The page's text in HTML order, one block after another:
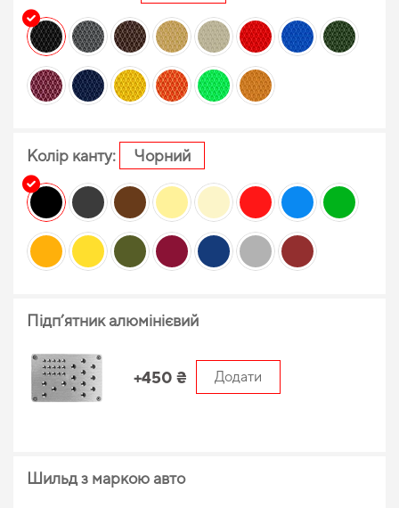
Колір канту: Чорний
Підп’ятник алюмінієвий
+450 ₴ Додати
Шильд з маркою авто